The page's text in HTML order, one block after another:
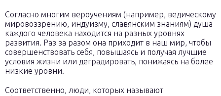
Согласно многим вероучениям (например, ведическому
мировоззрению, индуизму, славянским знаниям) душа
каждого человека находится на разных уровнях
развития. Раз за разом она приходит в наш мир, чтобы
совершенствовать себя, повышаясь и получая лучшие
условия жизни или деградировать, понижаясь на более
низкие уровни.
Соответственно, люди, которых называют